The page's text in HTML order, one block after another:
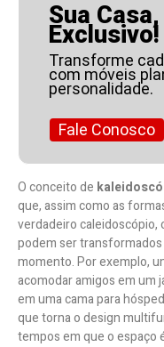
Sua
Exclusivo!
Transforme
com móveis
personalidade.
Fale Conosco
O conceito de
que, assim como as
verdadeiro caleidoscópio,
podem ser
momento. Por exemplo,
acomodar amigos em um
em uma cama para
que torna o design
tempos em que o espaço